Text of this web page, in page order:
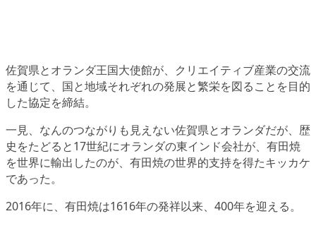
佐賀県とオランダ王国大使館が、クリエイティブ産業の交流
を通じて、国と地域それぞれの発展と繁栄を図ることを目的
した協定を締結。
一見、なんのつながりも見えない佐賀県とオランダだが、歴
史をたどると17世紀にオランダの東インド会社が、有田焼
を世界に輸出したのが、有田焼の世界的支持を得たキッカケ
であった。
2016年に、有田焼は1616年の発祥以来、400年を迎える。